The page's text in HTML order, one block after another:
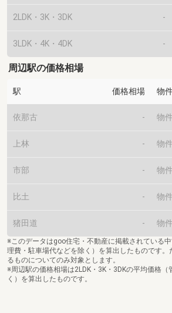
2LDK・3K・3DK -
3LDK・4K・4DK -
周辺駅の価格相場
駅 価格相場 物
依那古 - 物
上林 - 物
市部 - 物
比土 - 物
猪田道 - 物
※このデータはgoo住宅・不動産に掲載されている
理費・駐車場代などを除く）を算出したものです。
るものについてのみ対象とします。
※周辺駅の価格相場は2LDK・3K・3DKの平均価格
く）を算出したものです。